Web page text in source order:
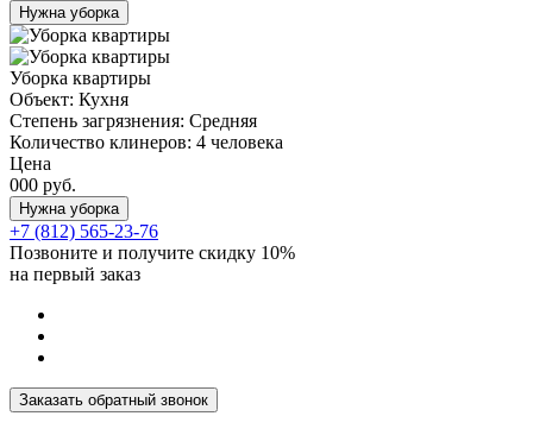
Нужна уборка
Уборка квартиры
Объект: Кухня
Степень загрязнения: Средняя
Количество клинеров: 4 человека
Цена
000 руб.
Нужна уборка
+7 (812) 565-23-76
Позвоните и получите скидку 10%
на первый заказ
Заказать обратный звонок